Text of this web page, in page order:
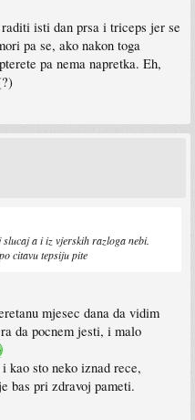
isti dan prsa i triceps jer se
pa se, ako nakon toga
pa nema napretka. Eh,
slucaj a i iz vjerskih razloga nebi.
citavu tepsiju pite
mjesec dana da vidim
da pocnem jesti, i malo
kao sto neko iznad rece,
bas pri zdravoj pameti.